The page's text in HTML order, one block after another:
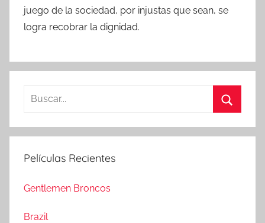
juego de la sociedad, por injustas que sean, se
logra recobrar la dignidad.
s
a
:
u
Películas Recientes
Gentlemen Broncos
Brazil